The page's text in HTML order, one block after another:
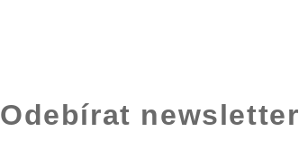
Odebírat newsletter